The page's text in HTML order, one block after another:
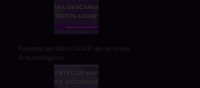
Fuentes de datos LiDAR de recursos
Arqueológicos